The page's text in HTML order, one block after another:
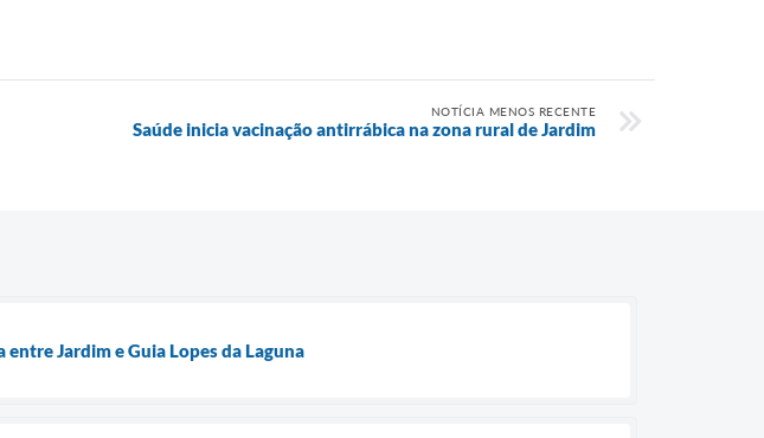
NOTÍCIA MENOS RECENTE
Saúde inicia vacinação antirrábica na zona rural de Jardim
Jardim e Guia Lopes da Laguna